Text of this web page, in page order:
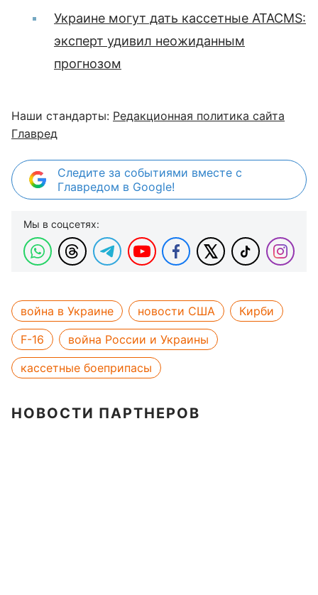
Украине могут дать кассетные ATACMS:
эксперт удивил неожиданным
прогнозом
Наши стандарты: Редакционная политика сайта
Главред
Следите за событиями вместе с
Главредом в Google!
Мы в соцсетях:
война в Украине новости США
Кирби
F-16
война России и Украины
кассетные боеприпасы
НОВОСТИ ПАРТНЕРОВ